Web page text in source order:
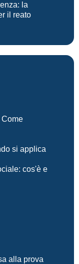
Come
si applica
cos'è e
alla prova
la
il reato